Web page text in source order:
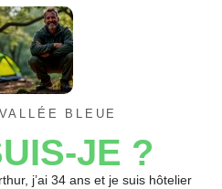
BLEUE
JE ?
j’ai 34 ans et je suis hôtelier